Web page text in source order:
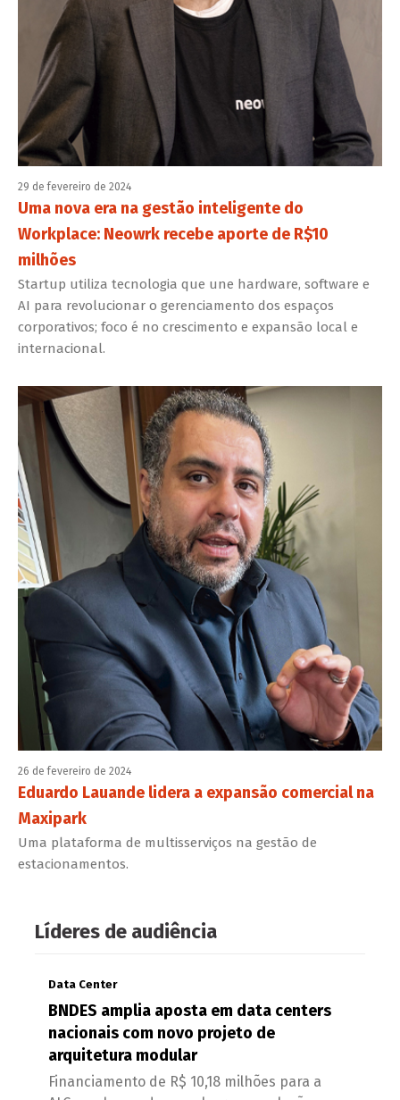
29 de fevereiro de 2024
Uma nova era na gestão inteligente do
Workplace: Neowrk recebe aporte de R$10
milhões
Startup utiliza tecnologia que une hardware, software e
AI para revolucionar o gerenciamento dos espaços
corporativos; foco é no crescimento e expansão local e
internacional.
26 de fevereiro de 2024
Eduardo Lauande lidera a expansão comercial na
Maxipark
Uma plataforma de multisserviços na gestão de
estacionamentos.
Líderes de audiência
Data Center
BNDES amplia aposta em data centers
nacionais com novo projeto de
arquitetura modular
Financiamento de R$ 10,18 milhões para a